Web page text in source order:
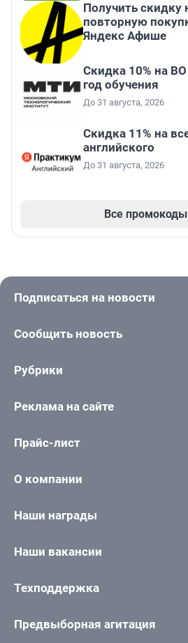
Получить скидку
повторную
Яндекс Афише
Скидка 10% на
год обучения
До 31 августа, 2026
Скидка 11% на
английского
До 31 августа, 2026
Все промокоды
Подписаться на новости
Сообщить новость
Рубрики
Реклама на сайте
Прайс-лист
О компании
Наши награды
Наши вакансии
Техподдержка
Предвыборная агитация